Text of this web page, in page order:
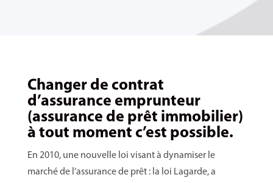
Changer de contrat
d’assurance emprunteur
(assurance de prêt immobilier)
à tout moment c’est possible.
En 2010, une nouvelle loi visant à dynamiser le
marché de l’assurance de prêt : la loi Lagarde, a